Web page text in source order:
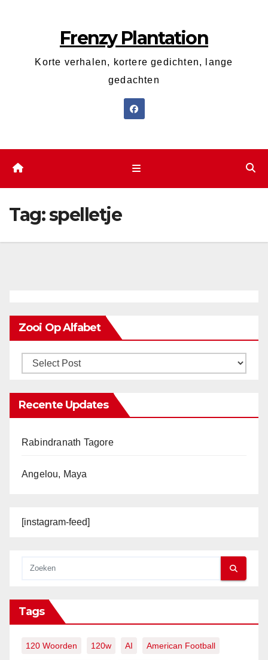
Frenzy Plantation
Korte verhalen, kortere gedichten, lange
gedachten
Tag:spelletje
Zooi Op Alfabet
Recente Updates
Rabindranath Tagore
Angelou, Maya
[instagram-feed]
Tags
120 Woorden 120w AI American Football